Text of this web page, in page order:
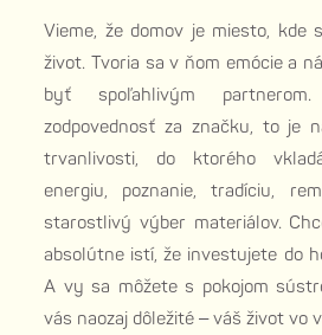
Vieme, že domov je miesto,
život. Tvoria sa v ňom emócie a
byť spoľahlivým
zodpovednosť za značku, to je
trvanlivosti, do ktorého
energiu, poznanie, tradíciu,
starostlivý výber materiálov.
absolútne istí, že investujete do
A vy sa môžete s pokojom
vás naozaj dôležité – váš život vo